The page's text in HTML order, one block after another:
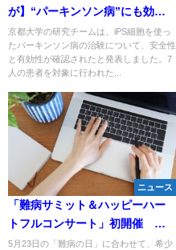
が】“パーキンソン病”にも効果
実用化は？ 患者の家族「いい光
が見えた」「早く全員に」 -
YouTube
京都大学の研究チームは、iPS細胞を使っ
たパーキンソン病の治験について、安全性
と有効性が確認されたと発表しました。7
人の患者を対象に行われた...
ニュース
「難病サミット＆ハッピーハー
トフルコンサート」初開催 希
少疾患を知るきっかけに
5月23日の「難病の日」に合わせて、希少